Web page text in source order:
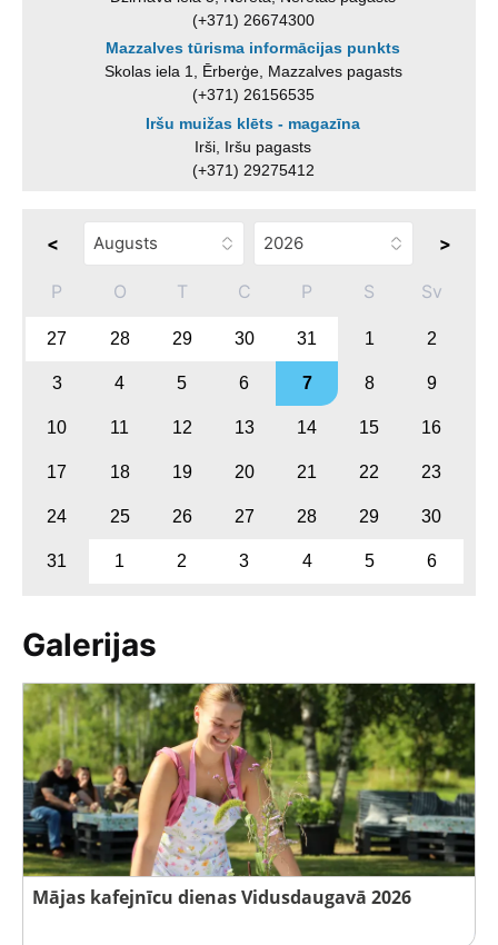
(+371) 26674300
Mazzalves tūrisma informācijas punkts
Skolas iela 1, Ērberģe, Mazzalves pagasts
(+371) 26156535
Iršu muižas klēts - magazīna
Irši, Iršu pagasts
(+371) 29275412
< >
P O T C P S Sv
27 28 29 30 31 1 2
3 4 5 6 7 8 9
10 11 12 13 14 15 16
17 18 19 20 21 22 23
24 25 26 27 28 29 30
31 1 2 3 4 5 6
Galerijas
Mājas kafejnīcu dienas Vidusdaugavā 2026